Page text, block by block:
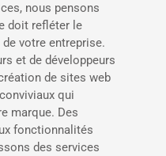
nous pensons
doit refléter le
votre entreprise.
et de développeurs
de sites web
qui
marque. Des
fonctionnalités
des services